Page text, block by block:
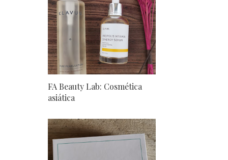
FA Beauty Lab: Cosmética
asiática